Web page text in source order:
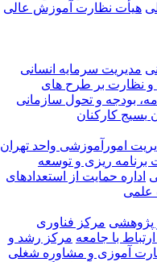
هیأت نظارت آموزش عالی
مدیریت سرمایه انسانی
نظارت بر طرح های
بودجه و تحول سازمانی
بسیج کارکنان
امورآموزشی واحد تهران
ریزی و توسعه
اداره حمایت از استعدادهای
مرکز فناوری
با جامعه مرکز رشد و
آموزی و مشاوره شغلی